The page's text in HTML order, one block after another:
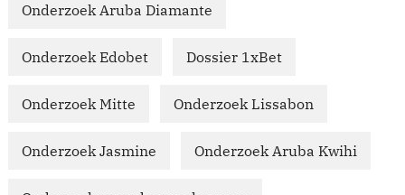
Onderzoek Aruba Diamante
Onderzoek Edobet Dossier 1xBet
Onderzoek Mitte Onderzoek Lissabon
Onderzoek Jasmine Onderzoek Aruba Kwihi